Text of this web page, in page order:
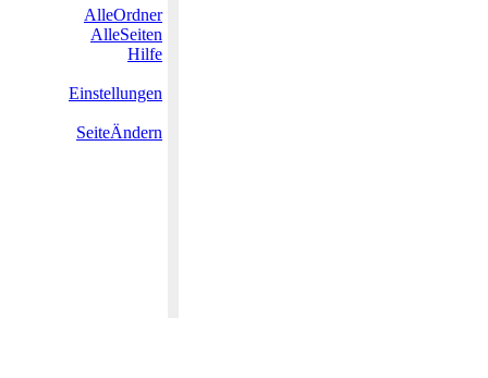
AlleOrdner
AlleSeiten
Hilfe
Einstellungen
SeiteÄndern